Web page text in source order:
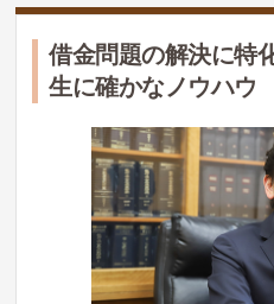
借金問題の解決に特
生に確かなノウハウ